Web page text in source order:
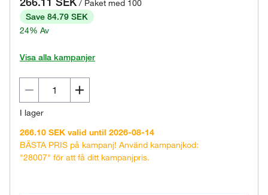
/ Paket med 100
Save 84.79 SEK
24% Av
Visa alla kampanjer
I lager
266.10 SEK valid until 2026-08-14
BÄSTA PRIS på kampanj! Använd kampanjkod:
"28007" för att få ditt kampanjpris.